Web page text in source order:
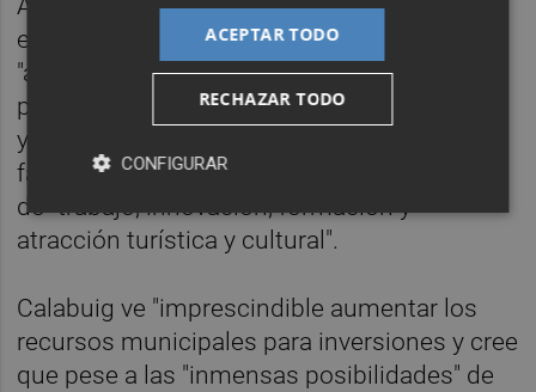
estratégico con el horizonte en 2020 para
"aprovechar las potencialidades del
patrimonio y la cultura para generar riqueza"
y ha dicho que se debe rentabilizar el arte
fallero con una ciudad fallera como espacio
de "trabajo, innovación, formación y
atracción turística y cultural".
Calabuig ve "imprescindible aumentar los
recursos municipales para inversiones y cree
que pese a las "inmensas posibilidades" de
ACEPTAR TODO
RECHAZAR TODO
CONFIGURAR